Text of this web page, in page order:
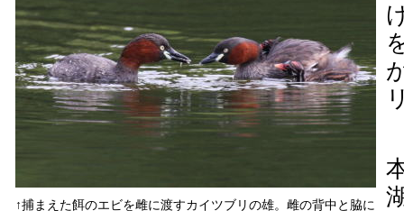
↑捕まえた餌のエビを雌に渡すカイツブリの雄。雌の背中と脇に